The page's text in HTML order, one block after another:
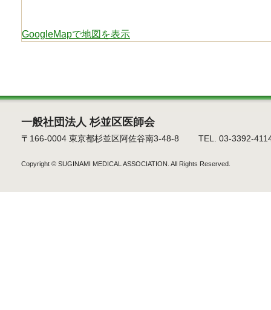
GoogleMapで地図を表示
一般社団法人 杉並区医師会
〒166-0004 東京都杉並区阿佐谷南3-48-8 TEL. 03-3392-
Copyright © SUGINAMI MEDICAL ASSOCIATION. All Rights Reserved.